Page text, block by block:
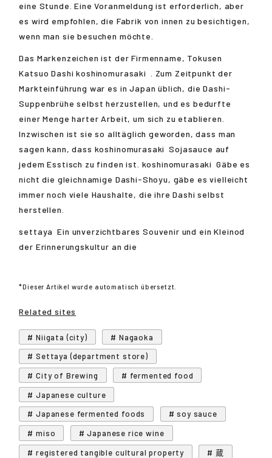
eine Stunde. Eine Voranmeldung ist erforderlich, aber
es wird empfohlen, die Fabrik von innen zu besichtigen,
wenn man sie besuchen möchte.
Das Markenzeichen ist der Firmenname, Tokusen
Katsuo Dashikoshinomurasaki
. Zum Zeitpunkt der
Markteinführung war es in Japan üblich, die Dashi-
Suppenbrühe selbst herzustellen, und es bedurfte
einer Menge harter Arbeit, um sich zu etablieren.
Inzwischen ist sie so alltäglich geworden, dass man
sagen kann, dass koshinomurasaki Sojasauce auf
jedem Esstisch zu finden ist. koshinomurasaki Gäbe es
nicht die gleichnamige Dashi-Shoyu, gäbe es vielleicht
immer noch viele Haushalte, die ihre Dashi selbst
herstellen.
settaya Ein unverzichtbares Souvenir und ein Kleinod
der Erinnerungskultur an die
*Dieser Artikel wurde automatisch übersetzt.
Related sites
# Niigata (city)
# Nagaoka
# Settaya (department store)
# City of Brewing
# fermented food
# Japanese culture
# Japanese fermented foods
# soy sauce
# miso
# Japanese rice wine
# registered tangible cultural property
# 蔵